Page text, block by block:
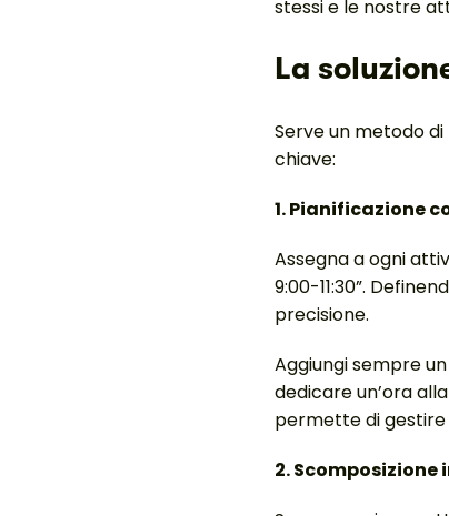
stessi e le nostre
La
Serve un metodo
chiave:
1. Pianificazione
Assegna a ogni
9:00-11:30”.
precisione.
Aggiungi sempre
dedicare un’ora
permette di
2.